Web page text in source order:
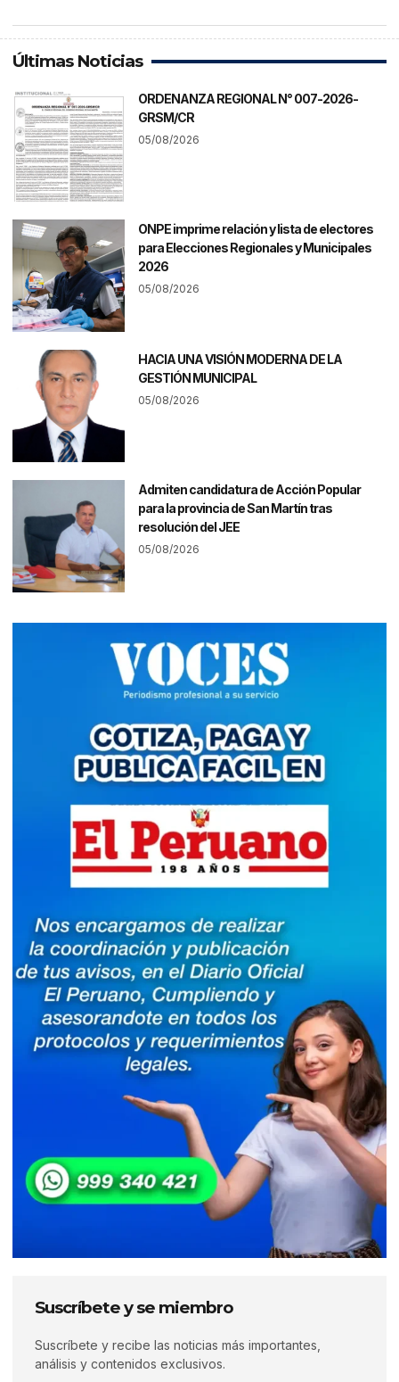
Últimas Noticias
ORDENANZA REGIONAL N° 007-2026-
GRSM/CR
05/08/2026
ONPE imprime relación y lista de electores
para Elecciones Regionales y Municipales
2026
05/08/2026
HACIA UNA VISIÓN MODERNA DE LA
GESTIÓN MUNICIPAL
05/08/2026
Admiten candidatura de Acción Popular
para la provincia de San Martín tras
resolución del JEE
05/08/2026
Suscríbete y se miembro
Suscríbete y recibe las noticias más importantes,
análisis y contenidos exclusivos.